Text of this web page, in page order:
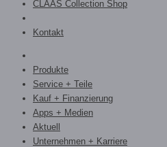
CLAAS Collection Shop
Kontakt
Produkte
Service + Teile
Kauf + Finanzierung
Apps + Medien
Aktuell
Unternehmen + Karriere